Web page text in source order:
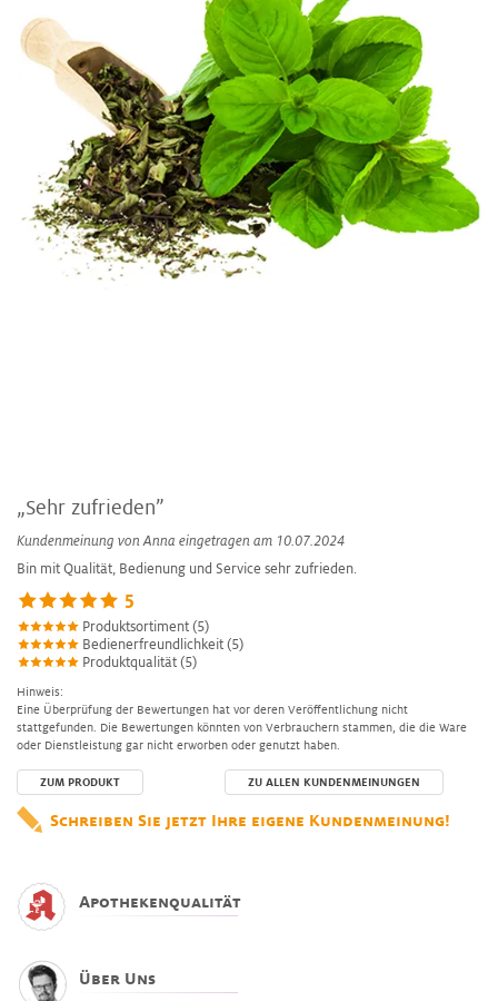
„Sehr zufrieden”
Kundenmeinung von Anna eingetragen am 10.07.2024
Bin mit Qualität, Bedienung und Service sehr zufrieden.
5
Produktsortiment (5)
Bedienerfreundlichkeit (5)
Produktqualität (5)
Hinweis:
Eine Überprüfung der Bewertungen hat vor deren Veröffentlichung nicht
stattgefunden. Die Bewertungen könnten von Verbrauchern stammen, die die Ware
oder Dienstleistung gar nicht erworben oder genutzt haben.
ZUM PRODUKT ZU ALLEN KUNDENMEINUNGEN
Schreiben Sie jetzt Ihre eigene Kundenmeinung!
Apothekenqualität
Über Uns